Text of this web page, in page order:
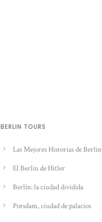
BERLIN TOURS
Las Mejores Historias de Berlin
El Berlin de Hitler
Berlín: la ciudad dividida
Potsdam, ciudad de palacios